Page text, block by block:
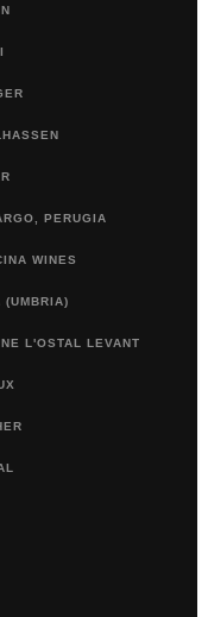
PERUGIA
WINES
(UMBRIA)
L'OSTAL LEVANT